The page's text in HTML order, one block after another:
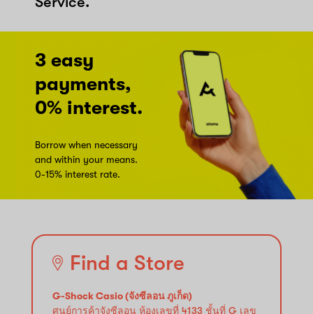
3 easy
payments,
0% interest.
Borrow when necessary
and within your means.
0-15% interest rate.
Find a Store
G-Shock Casio (จังซีลอน ภูเก็ด)
ศูนย์การค้าจังซีลอน ห้องเลขที่ 4133 ชั้นที่ G เลข